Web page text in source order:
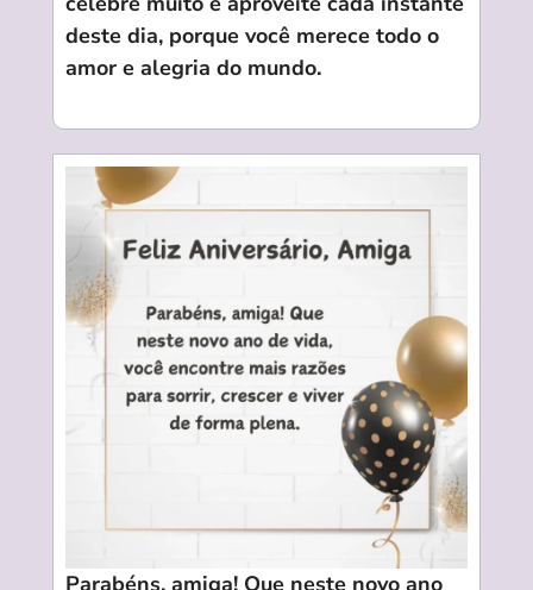
deste dia, porque você merece todo o
amor e alegria do mundo.
Parabéns, amiga! Que neste novo ano